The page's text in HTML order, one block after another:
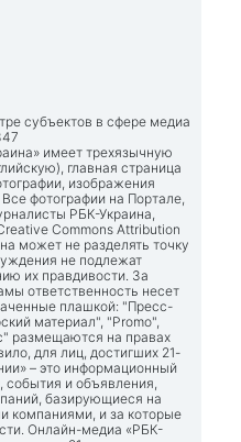
субъектов в сфере медиа
имеет трехязычную
главная страница
изображения
фотографии на Портале,
РБК-Украина,
Commons Attribution
может не разделять точку
не подлежат
их правдивости. За
ответственность несет
плашкой: "Пресс-
материал", "Promo",
размещаются на правах
для лиц, достигших 21-
– это информационный
и объявления,
базирующиеся на
компаниями, и за которые
Онлайн-медиа «РБК-